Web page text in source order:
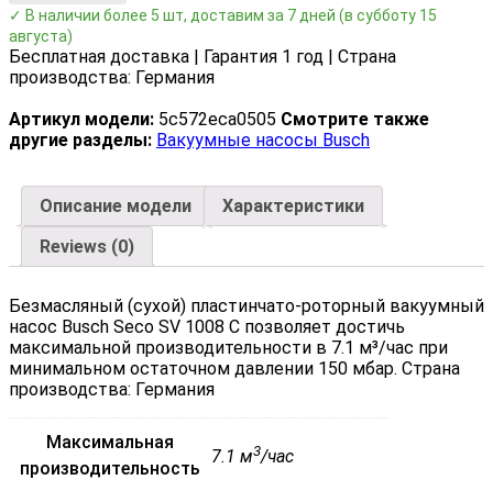
✓ В наличии более 5 шт, доставим за 7 дней (в субботу 15
августа)
Бесплатная доставка | Гарантия 1 год | Страна
производства: Германия
Артикул модели: 5c572eca0505 Смотрите также
другие разделы: Вакуумные насосы Busch
Описание модели
Характеристики
Reviews (0)
Безмасляный (сухой) пластинчато-роторный вакуумный
насос Busch Seco SV 1008 C позволяет достичь
максимальной производительности в 7.1 м³/час при
минимальном остаточном давлении 150 мбар. Страна
производства: Германия
Максимальная
производительность
7.1 м3/час